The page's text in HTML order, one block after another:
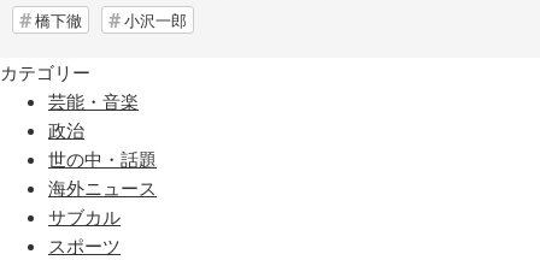
橋下徹 小沢一郎
カテゴリー
芸能・音楽
政治
世の中・話題
海外ニュース
サブカル
スポーツ